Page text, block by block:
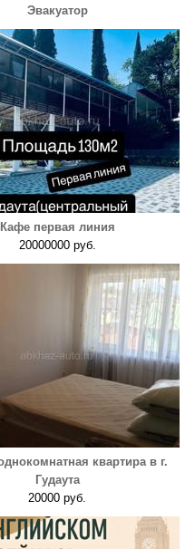
Эвакуатор
Кафе первая линия
20000000 руб.
квартира в г.
Гудаута
20000 руб.